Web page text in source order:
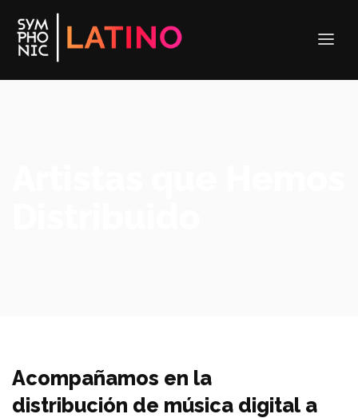
Acompañamos en la
distribución de música digital a